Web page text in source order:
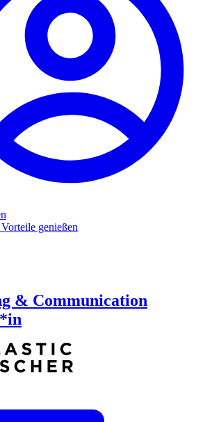
genießen
& Communication